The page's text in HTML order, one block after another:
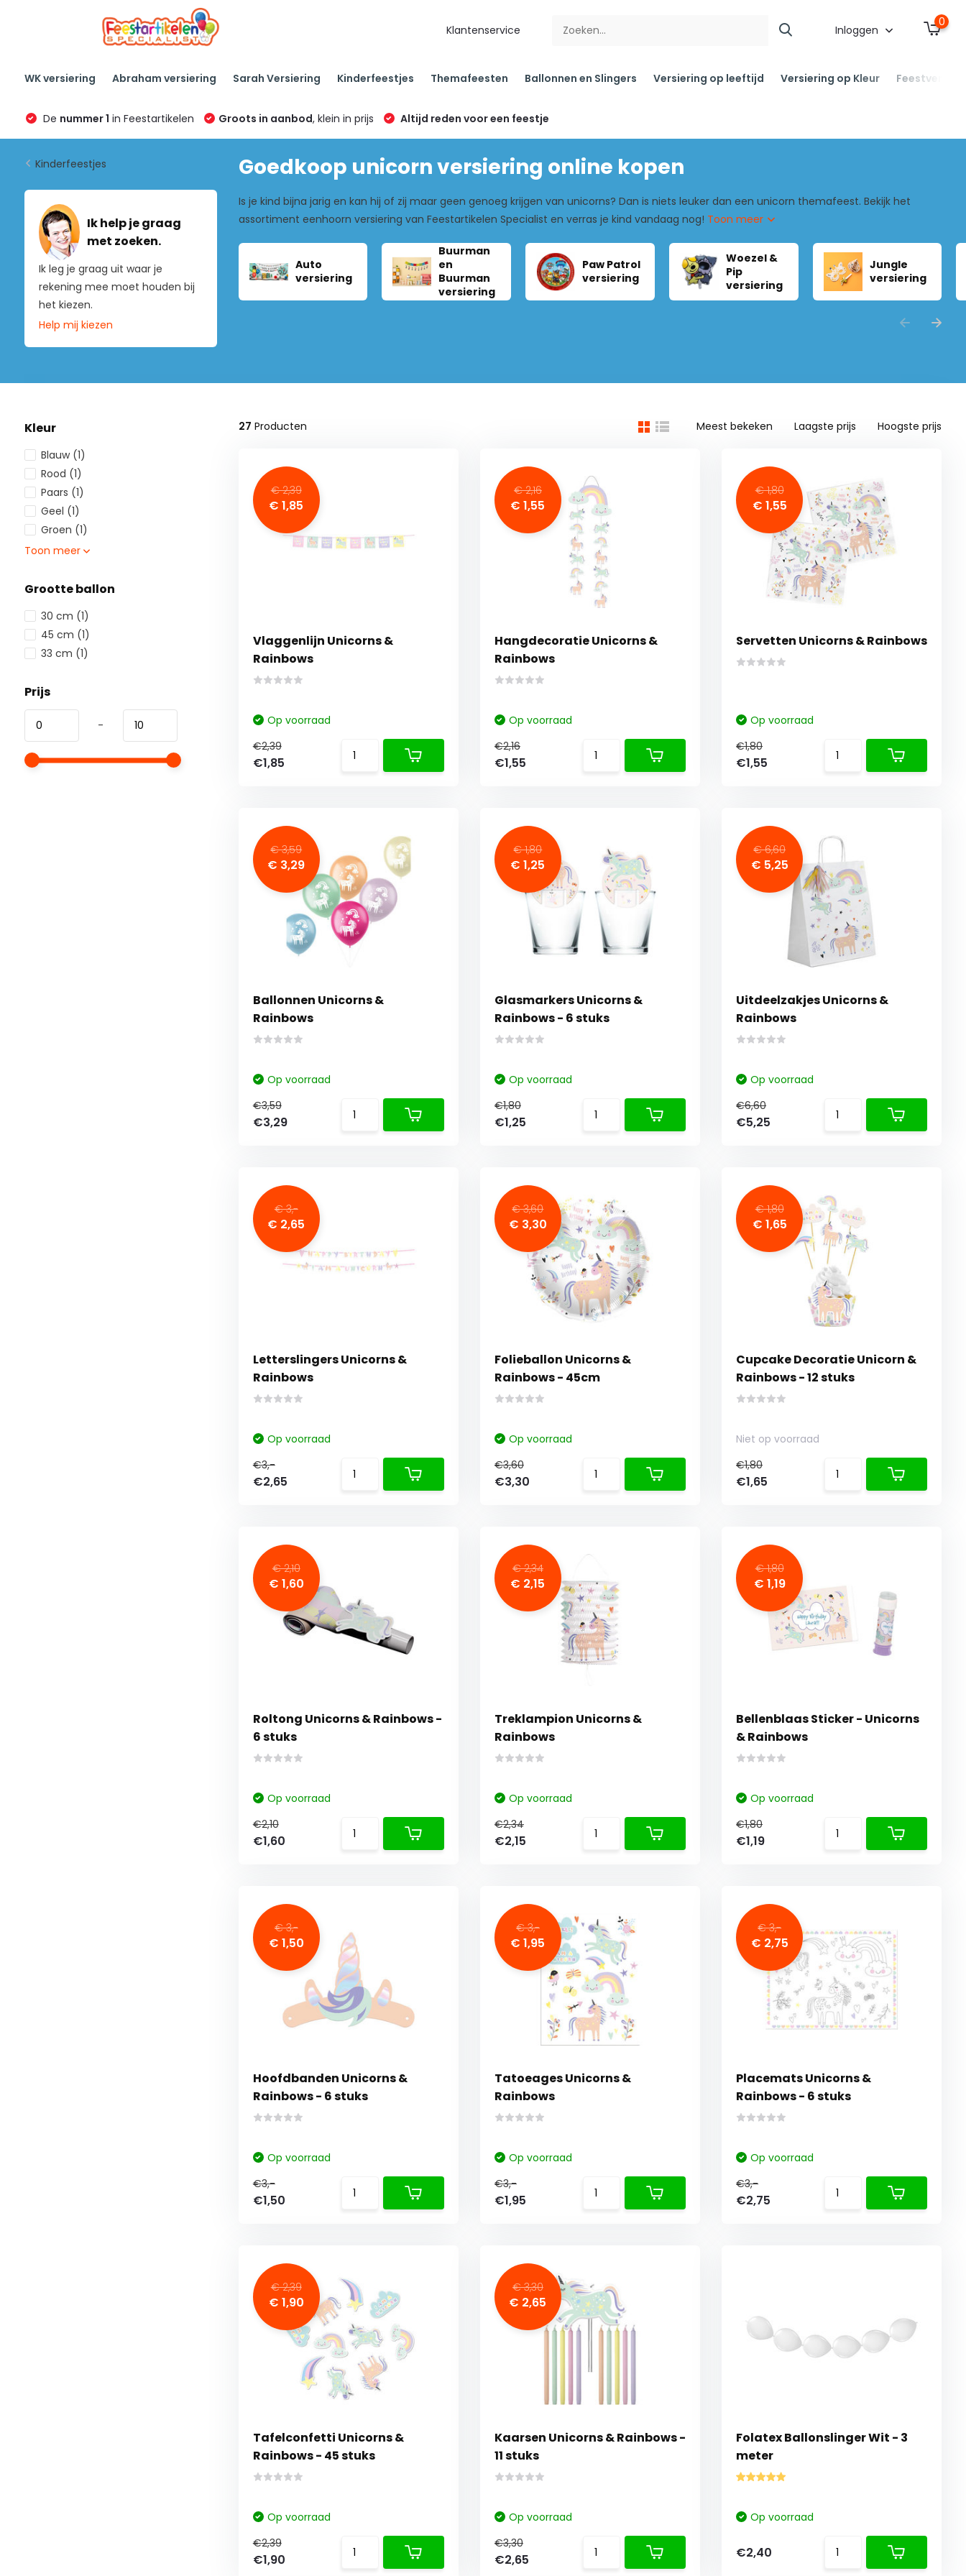
Klantenservice Inloggen
0
WK versiering Abraham versiering Sarah Versiering Kinderfeestjes Themafeesten Ballonnen en Slingers Versiering op leeftijd Versiering op Kleur
De nummer 1 in Feestartikelen Groots in aanbod, klein in prijs Altijd reden voor een feestje
Kinderfeestjes
Ik help je graag
met zoeken.
Ik leg je graag uit waar je
rekening mee moet houden bij
het kiezen.
Help mij kiezen
Goedkoop unicorn versiering online kopen
Is je kind bijna jarig en kan hij of zij maar geen genoeg krijgen van unicorns? Dan is niets leuker dan een unicorn themafeest. Bekijk het
assortiment eenhoorn versiering van Feestartikelen Specialist en verras je kind vandaag nog! Toon meer
Auto
versiering
Buurman
en
Buurman
versiering
Paw Patrol
versiering
Woezel &
Pip
versiering
Jungle
versiering
Kleur
Blauw (1)
Rood (1)
Paars (1)
Geel (1)
Groen (1)
Toon meer
Grootte ballon
30 cm (1)
45 cm (1)
33 cm (1)
Prijs
-
27 Producten Meest bekeken Laagste prijs Hoogste prijs
€ 2,39
€ 1,85
Vlaggenlijn Unicorns &
Rainbows
Op voorraad
€2,39
€1,85
€ 2,16
€ 1,55
Hangdecoratie Unicorns &
Rainbows
Op voorraad
€2,16
€1,55
€ 1,80
€ 1,55
Servetten Unicorns & Rainbows
Op voorraad
€1,80
€1,55
€ 3,59
€ 3,29
Ballonnen Unicorns &
Rainbows
Op voorraad
€3,59
€3,29
€ 1,80
€ 1,25
Glasmarkers Unicorns &
Rainbows - 6 stuks
Op voorraad
€1,80
€1,25
€ 6,60
€ 5,25
Uitdeelzakjes Unicorns &
Rainbows
Op voorraad
€6,60
€5,25
€ 3,-
€ 2,65
Letterslingers Unicorns &
Rainbows
Op voorraad
€3,-
€2,65
€ 3,60
€ 3,30
Folieballon Unicorns &
Rainbows - 45cm
Op voorraad
€3,60
€3,30
€ 1,80
€ 1,65
Cupcake Decoratie Unicorn &
Rainbows - 12 stuks
Niet op voorraad
€1,80
€1,65
€ 2,10
€ 1,60
Roltong Unicorns & Rainbows -
6 stuks
Op voorraad
€2,10
€1,60
€ 2,34
€ 2,15
Treklampion Unicorns &
Rainbows
Op voorraad
€2,34
€2,15
€ 1,80
€ 1,19
Bellenblaas Sticker - Unicorns
& Rainbows
Op voorraad
€1,80
€1,19
€ 3,-
€ 1,50
Hoofdbanden Unicorns &
Rainbows - 6 stuks
Op voorraad
€3,-
€1,50
€ 3,-
€ 1,95
Tatoeages Unicorns &
Rainbows
Op voorraad
€3,-
€1,95
€ 3,-
€ 2,75
Placemats Unicorns &
Rainbows - 6 stuks
Op voorraad
€3,-
€2,75
€ 2,39
€ 1,90
Tafelconfetti Unicorns &
Rainbows - 45 stuks
Op voorraad
€2,39
€1,90
€ 3,30
€ 2,65
Kaarsen Unicorns & Rainbows -
11 stuks
Op voorraad
€3,30
€2,65
Folatex Ballonslinger Wit - 3
meter
Op voorraad
€2,40